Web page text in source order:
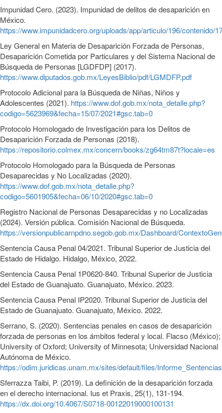
Impunidad Cero. (2023). Impunidad de delitos de desaparición en
México.
https://www.impunidadcero.org/uploads/app/articulo/196/contenido/
Ley General en Materia de Desaparición Forzada de Personas,
Desaparición Cometida por Particulares y del Sistema Nacional de
Búsqueda de Personas [LGDFDP] (2017).
https://www.diputados.gob.mx/LeyesBiblio/pdf/LGMDFP.pdf
Protocolo Adicional para la Búsqueda de Niñas, Niños y
Adolescentes (2021). https://www.dof.gob.mx/nota_detalle.php?
codigo=5623969&fecha=15/07/2021#gsc.tab=0
Protocolo Homologado de Investigación para los Delitos de
Desaparición Forzada de Personas (2018).
https://repositorio.colmex.mx/concern/books/zg64tm87t?locale=es
Protocolo Homologado para la Búsqueda de Personas
Desaparecidas y No Localizadas (2020).
https://www.dof.gob.mx/nota_detalle.php?
codigo=5601905&fecha=06/10/2020#gsc.tab=0
Registro Nacional de Personas Desaparecidas y no Localizadas
(2024). Versión pública. Comisión Nacional de Búsqueda.
https://versionpublicarnpdno.segob.gob.mx/Dashboard/
Sentencia Causa Penal 04/2021. Tribunal Superior de Justicia del
Estado de Hidalgo. Hidalgo, México, 2022.
Sentencia Causa Penal 1P0620-840. Tribunal Superior de Justicia
del Estado de Guanajuato. Guanajuato, México. 2023.
Sentencia Causa Penal IP2020. Tribunal Superior de Justicia del
Estado de Guanajuato. Guanajuato, México. 2022.
Serrano, S. (2020). Sentencias penales en casos de desaparición
forzada de personas en los ámbitos federal y local. Flacso (México);
University of Oxford; University of Minnesota; Universidad Nacional
Autónoma de México.
https://odim.juridicas.unam.mx/sites/default/files/
Sferrazza Taibi, P. (2019). La definición de la desaparición forzada
en el derecho internacional. Ius et Praxis, 25(1), 131-194.
https://dx.doi.org/10.4067/S0718-00122019000100131